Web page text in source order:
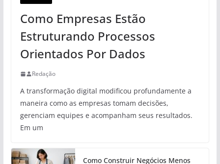
Como Empresas Estão
Estruturando Processos
Orientados Por Dados
Redação
A transformação digital modificou profundamente a
maneira como as empresas tomam decisões,
gerenciam equipes e acompanham seus resultados.
Em um
Como Construir Negócios Menos